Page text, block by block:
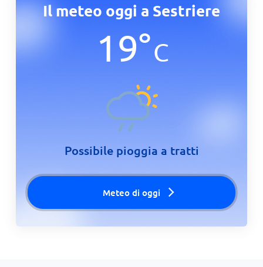
Il meteo oggi a Sestriere
19°C
Possibile pioggia a tratti
Meteo di oggi